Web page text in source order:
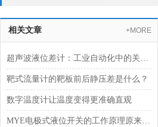
相关文章 +MORE
超声波液位差计：工业自动化中的关键测量设备
靶式流量计的靶板前后静压差是什么？
数字温度计让温度变得更准确直观
MYE电极式液位开关的工作原理原来是这样的